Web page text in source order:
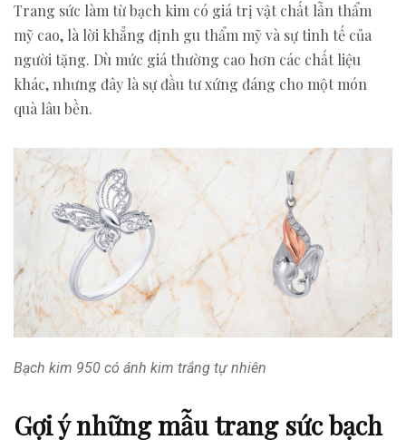
Trang sức làm từ bạch kim có giá trị vật chất lẫn thẩm
mỹ cao, là lời khẳng định gu thẩm mỹ và sự tinh tế của
người tặng. Dù mức giá thường cao hơn các chất liệu
khác, nhưng đây là sự đầu tư xứng đáng cho một món
quà lâu bền.
Bạch kim 950 có ánh kim trắng tự nhiên
Gợi ý những mẫu trang sức bạch